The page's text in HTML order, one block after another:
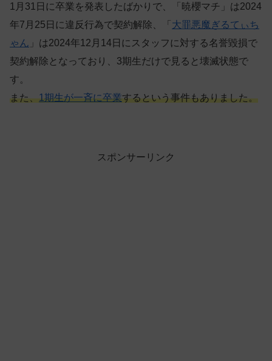
1月31日に卒業を発表したばかりで、「暁櫻マチ」は2024
年7月25日に違反行為で契約解除、「 大罪悪魔ぎるてぃち
ゃん 」は2024年12月14日にスタッフに対する名誉毀損で
契約解除となっており、3期生だけで見ると壊滅状態で
す。
また、1期生が一斉に卒業するという事件もありました。
スポンサーリンク